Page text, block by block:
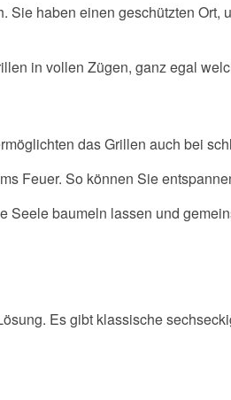
Sie haben einen geschützten
in vollen Zügen, ganz egal
das Grillen auch bei
Feuer. So können Sie
baumeln lassen und
Es gibt klassische